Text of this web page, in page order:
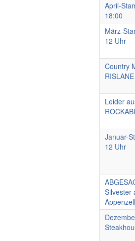
April-
18:00
März-
12 Uhr
Country
Leider
Januar-
12 Uhr
Silvester